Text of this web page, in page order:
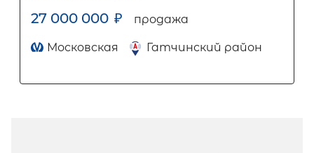
27 000 000 ₽ продажа
Московская Гатчинский район